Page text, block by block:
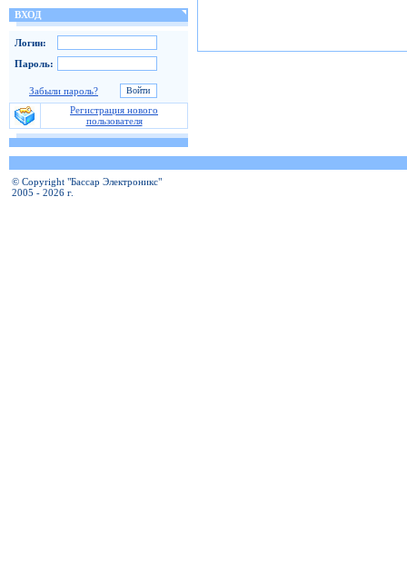
ВХОД
Логин:
Пароль:
Забыли пароль?
Регистрация нового
пользователя
© Copyright "Бассар Электроникс"
2005 - 2026 г.